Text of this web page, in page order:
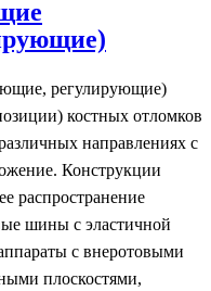
регулирующие)
костных отломков
направлениях с
Конструкции
распространение
шины с эластичной
с внеротовыми
плоскостями,